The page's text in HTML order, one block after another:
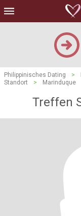
Philippinisches Dating >
Standort
> Marinduque
Treffen